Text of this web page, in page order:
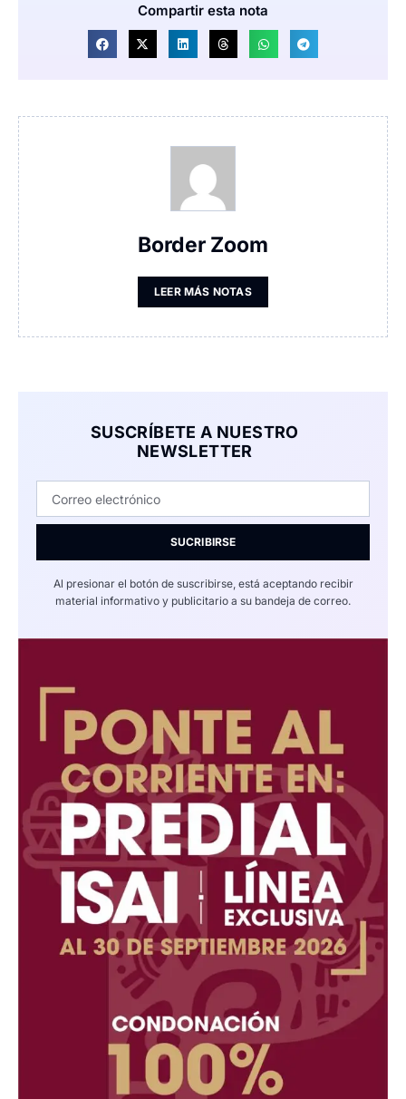
Compartir esta nota
Border Zoom
LEER MÁS NOTAS
SUSCRÍBETE A NUESTRO
NEWSLETTER
SUCRIBIRSE
Al presionar el botón de suscribirse, está aceptando recibir
material informativo y publicitario a su bandeja de correo.